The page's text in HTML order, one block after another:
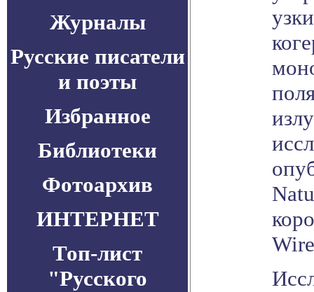
Журналы
Русские писатели
и поэты
Избранное
Библиотеки
Фотоархив
ИНТЕРНЕТ
Топ-лист
"Русского